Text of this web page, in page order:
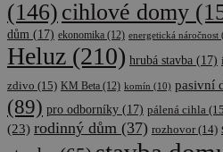
(146) cihlové domy
dům (17) ekonomika (12) energetická náročnost
Heluz (210) hrubá stavba (17)
zdivo (15) KM Beta (12) komín (10) pasivní
(89) pro odborníky (17) pálená cihla
(23) rodinný dům (37) rozhovor(14)